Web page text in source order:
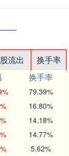
流出
换手率
换手率
79.39%
16.80%
14.18%
14.77%
5.62%